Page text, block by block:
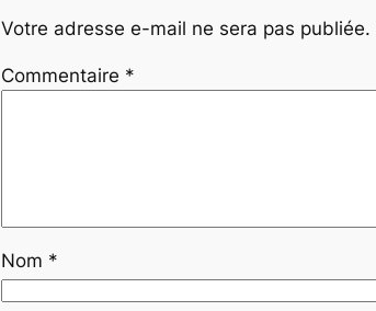
Votre adresse e-mail ne sera pas publiée.
Commentaire *
Nom *